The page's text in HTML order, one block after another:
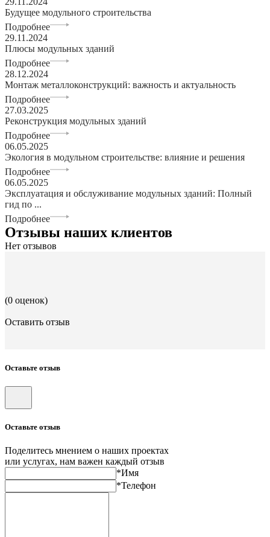
Будущее модульного строительства
Подробнее
29.11.2024
Плюсы модульных зданий
Подробнее
28.12.2024
Монтаж металлоконструкций: важность и актуальность
Подробнее
27.03.2025
Реконструкция модульных зданий
Подробнее
06.05.2025
Экология в модульном строительстве: влияние и решения
Подробнее
06.05.2025
Эксплуатация и обслуживание модульных зданий: Полный
гид по ...
Подробнее
Отзывы наших клиентов
Нет отзывов
(0 оценок)
Оставить отзыв
Оставьте отзыв
Оставьте отзыв
Поделитесь мнением о наших проектах
или услугах, нам важен каждый отзыв
*Имя
*Телефон